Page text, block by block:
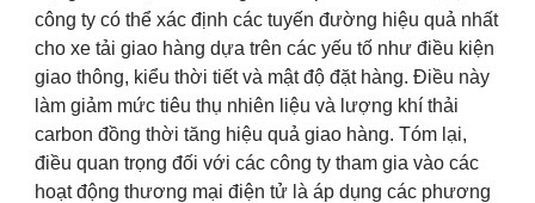
công ty có thể xác định các tuyến đường hiệu quả nhất
cho xe tải giao hàng dựa trên các yếu tố như điều kiện
giao thông, kiểu thời tiết và mật độ đặt hàng. Điều này
làm giảm mức tiêu thụ nhiên liệu và lượng khí thải
carbon đồng thời tăng hiệu quả giao hàng. Tóm lại,
điều quan trọng đối với các công ty tham gia vào các
hoạt động thương mại điện tử là áp dụng các phương